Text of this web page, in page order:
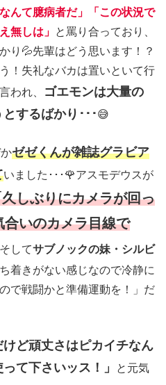
なんて臆病者だ」「この状況で
無しは」 と罵り合っており、
り💦先輩はどう思います！？
！失礼なバカは置いといて行
われ、
ゴエモンは大量の
するばかり･･･😅
ゼゼくんが雑誌グラビア
いました･･･🌹アスモデウスが
しぶりにカメラが回っ
いのカメラ目線で
してサブノックの妹・シルビ
着きがない感じなので冷静に
で戦闘かと準備運動を！」だ
けど頑丈さはピカイチなん
て下さいッス！」
と元気